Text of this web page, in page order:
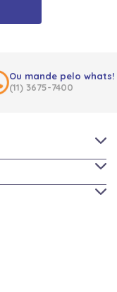
Ou mande pelo whats!
(11) 3675-7400